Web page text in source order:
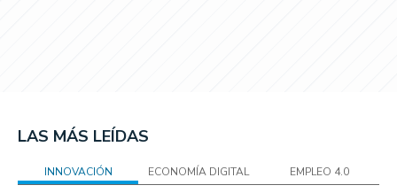
LAS MÁS LEÍDAS
INNOVACIÓN ECONOMÍA DIGITAL EMPLEO 4.0